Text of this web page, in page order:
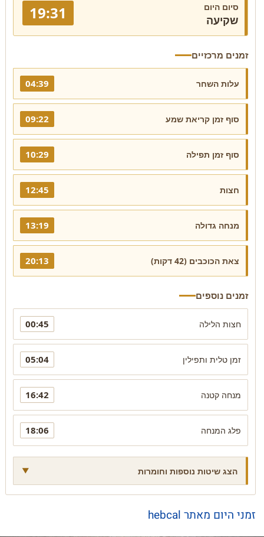
סיום היום
שקיעה 19:31
זמנים מרכזיים
עלות השחר 04:39
סוף זמן קריאת שמע 09:22
סוף זמן תפילה 10:29
חצות 12:45
מנחה גדולה 13:19
צאת הכוכבים (42 דקות) 20:13
זמנים נוספים
חצות הלילה 00:45
זמן טלית ותפילין 05:04
מנחה קטנה 16:42
פלג המנחה 18:06
הצג שיטות נוספות וחומרות
זמני היום מאתר hebcal